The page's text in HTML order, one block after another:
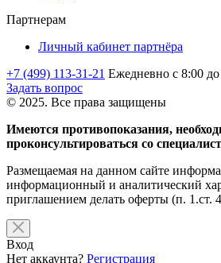
Партнерам
Личный кабинет партнёра
+7 (499) 113-31-21 Ежедневно с 8:00
Задать вопрос
© 2025. Все права защищены
Имеются противопоказания,
проконсультироваться со
Размещаемая на данном сайте
информационный и аналитический
приглашением делать оферты (п. 1.ст.
Вход
Нет аккаунта? Регистрация